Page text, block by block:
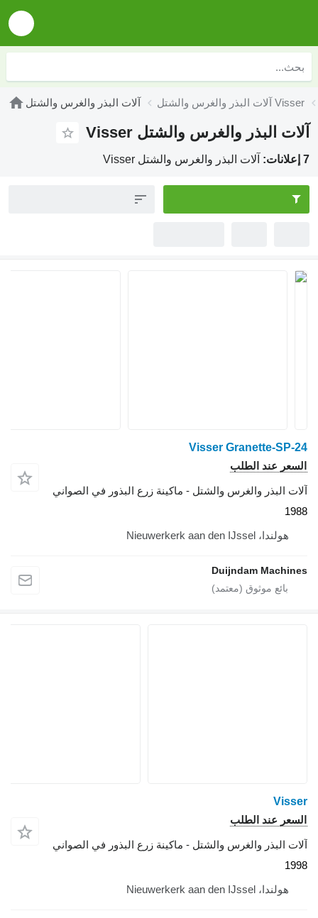
آلات البذر والغرس والشتل آلات البذر والغرس والشتل Visser
آلات البذر والغرس والشتل Visser
7 إعلانات: آلات البذر والغرس والشتل Visser
Visser Granette-SP-24
السعر عند الطلب
آلات البذر والغرس والشتل - ماكينة زرع البذور في الصواني
1988
هولندا، Nieuwerkerk aan den IJssel
Duijndam Machines
Visser
السعر عند الطلب
آلات البذر والغرس والشتل - ماكينة زرع البذور في الصواني
1998
هولندا، Nieuwerkerk aan den IJssel